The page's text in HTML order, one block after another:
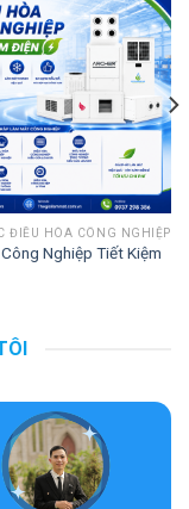
ĐIỀU HÒA CÔNG NGHIỆP
Nghiệp Tiết Kiệm